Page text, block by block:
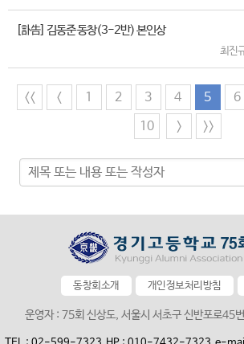
[訃告] 김동준 동창(3-2반) 본인상
최진
<< < 1 2 3 4 5 6
10
> >>
동창회소개 개인정보처리방침
운영자 : 75회 신상도, 서울시 서초구 신반포로45